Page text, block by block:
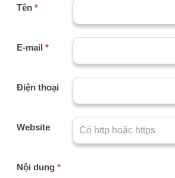
Tên *
E-mail *
Điện thoại
Website
Nội dung *